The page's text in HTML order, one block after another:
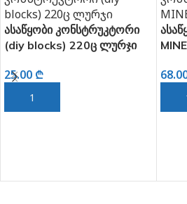
ასაწყობი კონსტრუკტორი
(diy blocks) 220ც ლურჯი
25.00 ₾
ᲙᲐᲚᲐᲗᲐᲨᲘ ᲓᲐᲛᲐᲢᲔᲑᲐ